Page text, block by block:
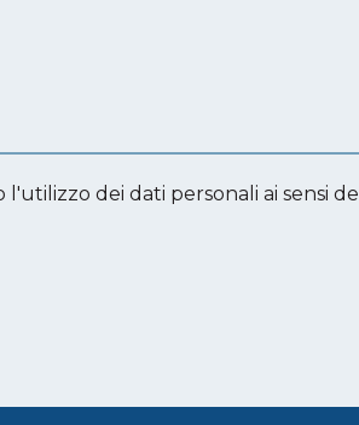
dei dati personali ai sensi del